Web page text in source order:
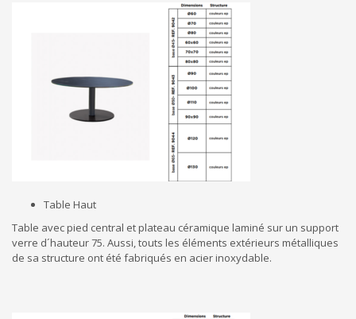
Table Haut
Table avec pied central et plateau céramique laminé sur un support
verre d´hauteur 75. Aussi, touts les éléments extérieurs métalliques
de sa structure ont été fabriqués en acier inoxydable.